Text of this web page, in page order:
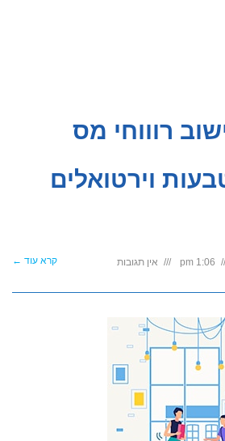
רוווחי מס
וירטואלים
1:06 pm אין תגובות קרא עוד ←